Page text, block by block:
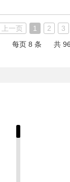
上一页 1 2 3
每页 8 条 共